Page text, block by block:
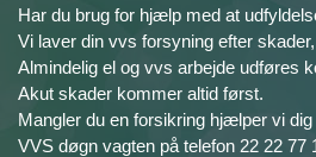
Har du brug for hjælp med at
Vi laver din vvs forsyning efter
Almindelig el og vvs arbejde udføres
Akut skader kommer altid først.
Mangler du en forsikring hjælper vi dig
VVS døgn vagten på telefon 22 22 77